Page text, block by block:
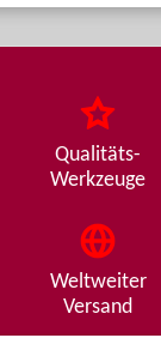
Qualitäts-
Werkzeuge
Weltweiter
Versand